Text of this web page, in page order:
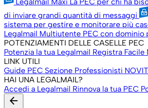
di inviare grandi quantità di messaggi
sistema per gestire e monitorare più
Legalmail Multiutente PEC con dominio
POTENZIAMENTI DELLE CASELLE PEC
Potenzia la tua Legalmail Registra Facile
LINK UTILI
Guide PEC Sezione Professionisti
HAI UNA LEGALMAIL?
Accedi a Legalmail Rinnova la tua PEC
arrow_back